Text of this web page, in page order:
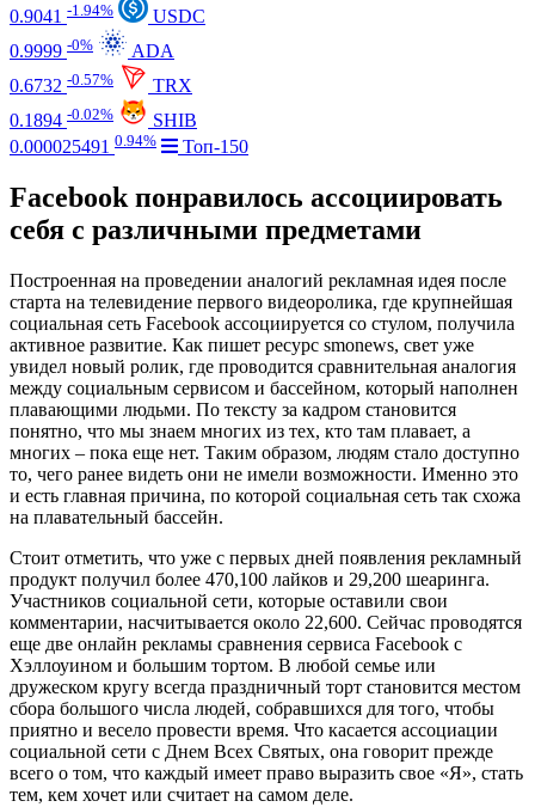
0.9041 -1.94%
USDC
0.9999 -0%
ADA
0.6732 -0.57%
TRX
0.1894 -0.02%
SHIB
0.000025491 0.94% Топ-150
Facebook понравилось ассоциировать
себя с различными предметами
Построенная на проведении аналогий рекламная идея после
старта на телевидение первого видеоролика, где крупнейшая
социальная сеть Facebook ассоциируется со стулом, получила
активное развитие. Как пишет ресурс smonews, свет уже
увидел новый ролик, где проводится сравнительная аналогия
между социальным сервисом и бассейном, который наполнен
плавающими людьми. По тексту за кадром становится
понятно, что мы знаем многих из тех, кто там плавает, а
многих – пока еще нет. Таким образом, людям стало доступно
то, чего ранее видеть они не имели возможности. Именно это
и есть главная причина, по которой социальная сеть так схожа
на плавательный бассейн.
Стоит отметить, что уже с первых дней появления рекламный
продукт получил более 470,100 лайков и 29,200 шеаринга.
Участников социальной сети, которые оставили свои
комментарии, насчитывается около 22,600. Сейчас проводятся
еще две онлайн рекламы сравнения сервиса Facebook с
Хэллоуином и большим тортом. В любой семье или
дружеском кругу всегда праздничный торт становится местом
сбора большого числа людей, собравшихся для того, чтобы
приятно и весело провести время. Что касается ассоциации
социальной сети с Днем Всех Святых, она говорит прежде
всего о том, что каждый имеет право выразить свое «Я», стать
тем, кем хочет или считает на самом деле.